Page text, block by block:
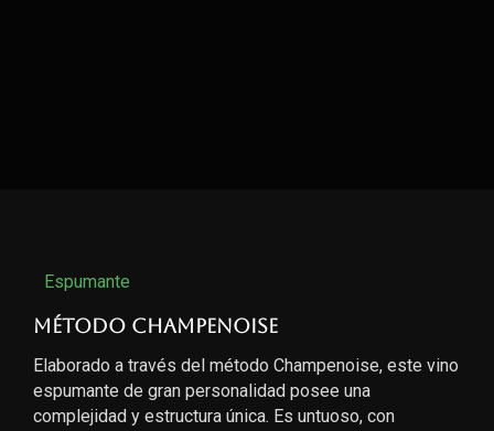
Espumante
Método Champenoise
Elaborado a través del método Champenoise, este vino
espumante de gran personalidad posee una
complejidad y estructura única. Es untuoso, con